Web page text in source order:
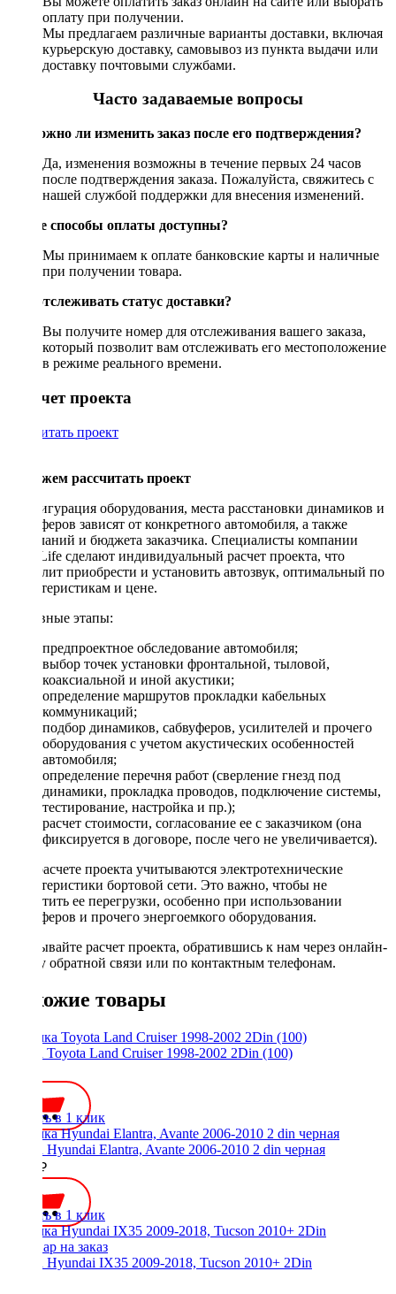
оплату при получении.
Мы предлагаем различные варианты доставки, включая
курьерскую доставку, самовывоз из пункта выдачи или
доставку почтовыми службами.
Часто задаваемые вопросы
Возможно ли изменить заказ после его подтверждения?
Да, изменения возможны в течение первых 24 часов
после подтверждения заказа. Пожалуйста, свяжитесь с
нашей службой поддержки для внесения изменений.
Какие способы оплаты доступны?
Мы принимаем к оплате банковские карты и наличные
при получении товара.
Как отслеживать статус доставки?
Вы получите номер для отслеживания вашего заказа,
который позволит вам отслеживать его местоположение
в режиме реального времени.
Рассчет проекта
Рассчитать проект
Поможем рассчитать проект
Конфигурация оборудования, места расстановки динамиков и
сабвуферов зависят от конкретного автомобиля, а также
пожеланий и бюджета заказчика. Специалисты компании
DriveLife сделают индивидуальный расчет проекта, что
позволит приобрести и установить автозвук, оптимальный по
характеристикам и цене.
Основные этапы:
предпроектное обследование автомобиля;
выбор точек установки фронтальной, тыловой,
коаксиальной и иной акустики;
определение маршрутов прокладки кабельных
коммуникаций;
подбор динамиков, сабвуферов, усилителей и прочего
оборудования с учетом акустических особенностей
автомобиля;
определение перечня работ (сверление гнезд под
динамики, прокладка проводов, подключение системы,
тестирование, настройка и пр.);
расчет стоимости, согласование ее с заказчиком (она
фиксируется в договоре, после чего не увеличивается).
При расчете проекта учитываются электротехнические
характеристики бортовой сети. Это важно, чтобы не
допустить ее перегрузки, особенно при использовании
сабвуферов и прочего энергоемкого оборудования.
Заказывайте расчет проекта, обратившись к нам через онлайн-
форму обратной связи или по контактным телефонам.
Похожие товары
Рамка Toyota Land Cruiser 1998-2002 2Din (100)
Купить в 1 клик
Рамка Hyundai Elantra, Avante 2006-2010 2 din черная
2300 ₽
Купить в 1 клик
Рамка Hyundai IX35 2009-2018, Tucson 2010+ 2Din